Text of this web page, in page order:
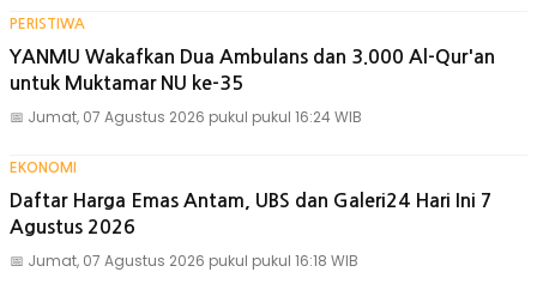
PERISTIWA
YANMU Wakafkan Dua Ambulans dan 3.000 Al-Qur'an
untuk Muktamar NU ke-35
📅 Jumat, 07 Agustus 2026 pukul pukul 16:24 WIB
EKONOMI
Daftar Harga Emas Antam, UBS dan Galeri24 Hari Ini 7
Agustus 2026
📅 Jumat, 07 Agustus 2026 pukul pukul 16:18 WIB